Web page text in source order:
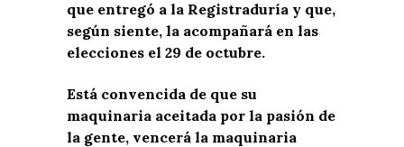
que entregó a la Registraduría y que,
según siente, la acompañará en las
elecciones el 29 de octubre.
Está convencida de que su
maquinaria aceitada por la pasión de
la gente, vencerá la maquinaria